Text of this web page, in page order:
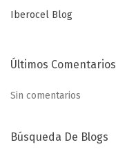
Iberocel Blog
Últimos Comentarios
Sin comentarios
Búsqueda De Blogs